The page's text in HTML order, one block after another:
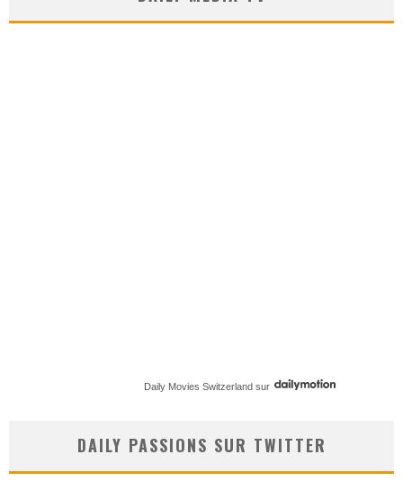
Daily Movies Switzerland sur
DAILY PASSIONS SUR TWITTER